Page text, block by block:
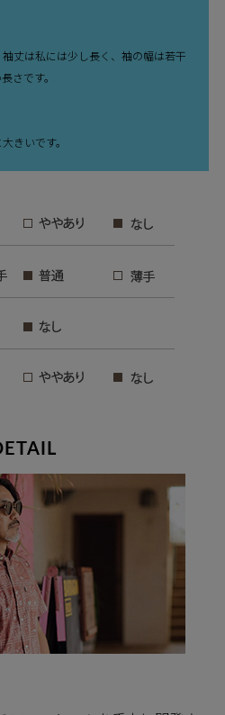
丈は私には少し長く、袖の幅は若干
さです。
きいです。